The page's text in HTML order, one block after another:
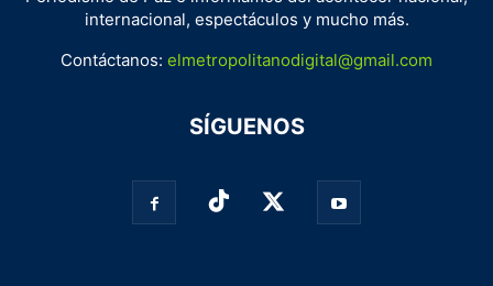
internacional, espectáculos y mucho más.
Contáctanos: elmetropolitanodigital@gmail.com
SÍGUENOS